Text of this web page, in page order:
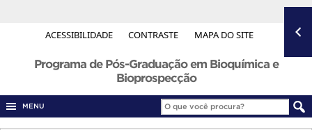
ACESSIBILIDADE CONTRASTE MAPA DO SITE
Programa de Pós-Graduação em Bioquímica e
Bioprospecção
MENU